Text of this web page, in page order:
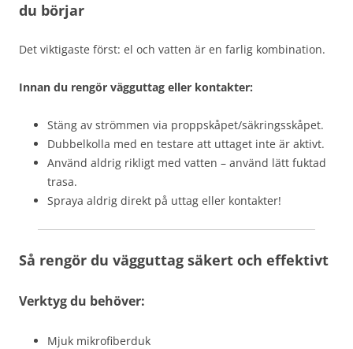
du börjar
Det viktigaste först: el och vatten är en farlig kombination.
Innan du rengör vägguttag eller kontakter:
Stäng av strömmen via proppskåpet/säkringsskåpet.
Dubbelkolla med en testare att uttaget inte är aktivt.
Använd aldrig rikligt med vatten – använd lätt fuktad
trasa.
Spraya aldrig direkt på uttag eller kontakter!
Så rengör du vägguttag säkert och effektivt
Verktyg du behöver:
Mjuk mikrofiberduk